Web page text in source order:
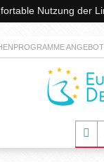
Nutzung der